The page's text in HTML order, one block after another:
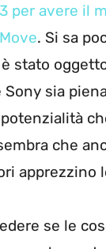
per avere il
. Si sa
stato
Sony sia
che
apprezzino
se le